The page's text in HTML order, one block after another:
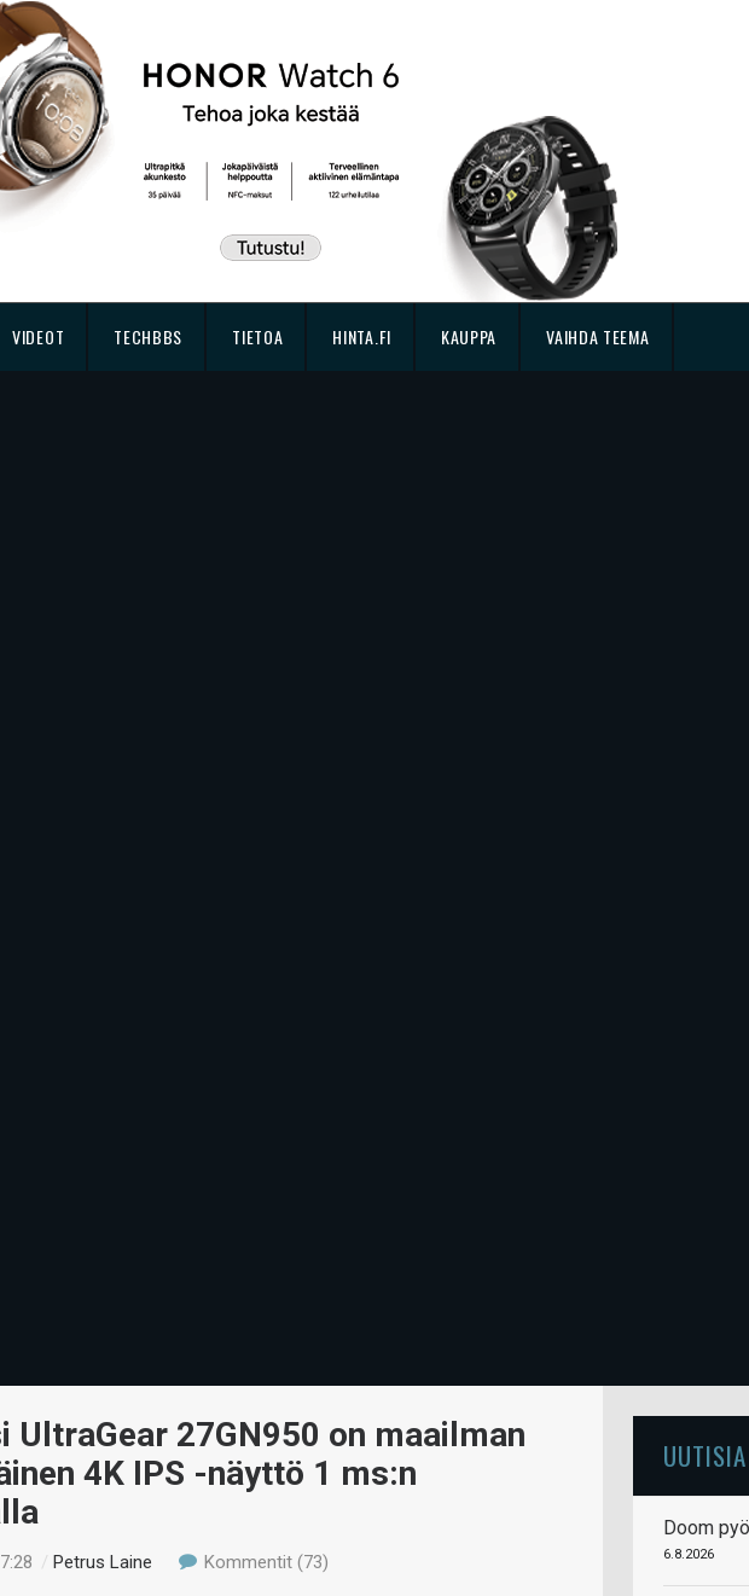
VIDEOT TECHBBS TIETOA HINTA.FI KAUPPA VAIHDA TEEMA
UltraGear 27GN950 on maailman
4K IPS -näyttö 1 ms:n
/Petrus Laine Kommentit (73)
Doom
6.8.2026